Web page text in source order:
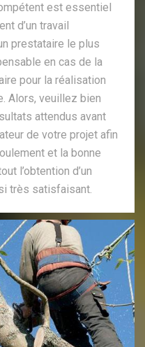
est essentiel
d’un travail
prestataire le plus
en cas de la
pour la réalisation
Alors, veuillez bien
attendus avant
de votre projet afin
et la bonne
l’obtention d’un
très satisfaisant.